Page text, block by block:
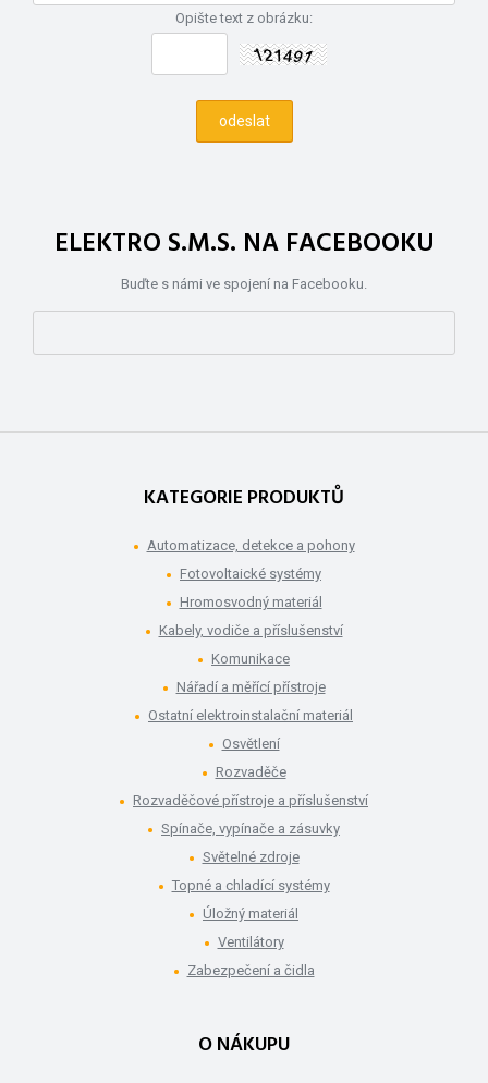
Opište text z obrázku:
ELEKTRO S.M.S. NA FACEBOOKU
Buďte s námi ve spojení na Facebooku.
KATEGORIE PRODUKTŮ
Automatizace, detekce a pohony
Fotovoltaické systémy
Hromosvodný materiál
Kabely, vodiče a příslušenství
Komunikace
Nářadí a měřící přístroje
Ostatní elektroinstalační materiál
Osvětlení
Rozvaděče
Rozvaděčové přístroje a příslušenství
Spínače, vypínače a zásuvky
Světelné zdroje
Topné a chladící systémy
Úložný materiál
Ventilátory
Zabezpečení a čidla
O NÁKUPU